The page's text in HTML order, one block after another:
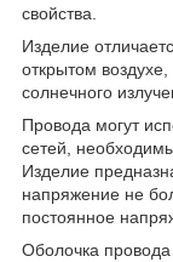
свойства.
Изделие
открытом воздухе,
солнечного
Провода могут
сетей,
Изделие
напряжение не
постоянное
Оболочка провода